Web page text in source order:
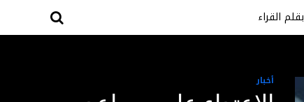
بقلم القراء
أخبار